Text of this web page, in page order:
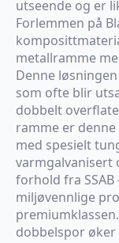
utseende og er
Forlemmen på
metallramme
Denne
som ofte blir
dobbelt
ramme er
med spesielt
varmgalvanisert
forhold fra
miljøvennlige
dobbelspor